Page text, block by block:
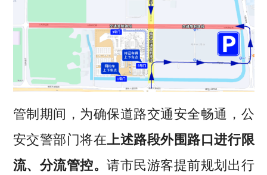
管制期间，为确保道路交通安全畅通，公
安交警部门将在上述路段外围路口进行限
流、分流管控。请市民游客提前规划出行